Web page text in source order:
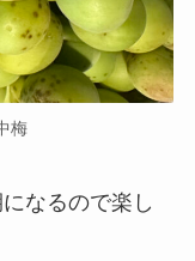
梅
なるので楽し